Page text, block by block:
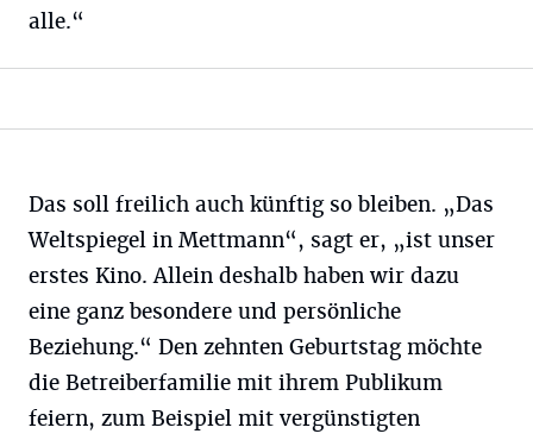
alle.“
Das soll freilich auch künftig so bleiben. „Das
Weltspiegel in Mettmann“, sagt er, „ist unser
erstes Kino. Allein deshalb haben wir dazu
eine ganz besondere und persönliche
Beziehung.“ Den zehnten Geburtstag möchte
die Betreiberfamilie mit ihrem Publikum
feiern, zum Beispiel mit vergünstigten